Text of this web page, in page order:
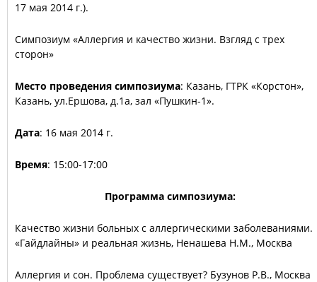
17 мая 2014 г.).
Симпозиум «Аллергия и качество жизни. Взгляд с трех
сторон»
Место проведения симпозиума: Казань, ГТРК «Корстон»,
Казань, ул.Ершова, д.1а, зал «Пушкин-1».
Дата: 16 мая 2014 г.
Время: 15:00-17:00
Программа симпозиума:
Качество жизни больных с аллергическими заболеваниями.
«Гайдлайны» и реальная жизнь, Ненашева Н.М., Москва
Аллергия и сон. Проблема существует? Бузунов Р.В., Москва